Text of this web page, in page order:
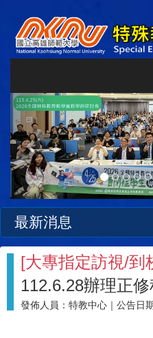
Previous
最新消息
[大專指定訪視/到
112.6.28辦理正
發佈人員： 特教中心 ｜公告日